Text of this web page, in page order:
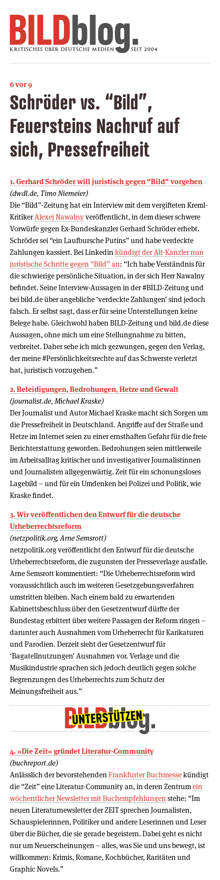
6 vor 9
Schröder vs. “Bild”,
Feuersteins Nachruf auf
sich, Pressefreiheit
1. Gerhard Schröder will juristisch gegen “Bild” vorgehen
(dwdl.de, Timo Niemeier)
Die “Bild”-Zeitung hat ein Interview mit dem vergifteten Kreml-
KritikerAlexej Nawalnyveröffentlicht, in dem dieser schwere
Vorwürfe gegen Ex-Bundeskanzler Gerhard Schröder erhebt.
Schröder sei “ein Laufbursche Putins” und habe verdeckte
Zahlungen kassiert. Bei Linkedin kündigt der Alt-Kanzler nun
juristische Schritte gegen “Bild” an: “Ich habe Verständnis für
die schwierige persönliche Situation, in der sich Herr Nawalny
befindet. Seine Interview-Aussagen in der #BILD-Zeitung und
bei bild.de über angebliche ‘verdeckte Zahlungen’ sind jedoch
falsch. Er selbst sagt, dass er für seine Unterstellungen keine
Belege habe. Gleichwohl haben BILD-Zeitung und bild.de diese
Aussagen, ohne mich um eine Stellungnahme zu bitten,
verbreitet. Daher sehe ich mich gezwungen, gegen den Verlag,
der meine #Persönlichkeitsrechte auf das Schwerste verletzt
hat, juristisch vorzugehen.”
2. Beleidigungen, Bedrohungen, Hetze und Gewalt
(journalist.de, Michael Kraske)
Der Journalist und Autor Michael Kraske macht sich Sorgen um
die Pressefreiheit in Deutschland. Angriffe auf der Straße und
Hetze im Internet seien zu einer ernsthaften Gefahr für die freie
Berichterstattung geworden. Bedrohungen seien mittlerweile
im Arbeitsalltag kritischer und investigativer Journalistinnen
und Journalisten allgegenwärtig. Zeit für ein schonungsloses
Lagebild – und für ein Umdenken bei Polizei und Politik, wie
Kraske findet.
3. Wir veröffentlichen den Entwurf für die deutsche
Urheberrechtsreform
(netzpolitik.org, Arne Semsrott)
netzpolitik.org veröffentlicht den Entwurf für die deutsche
Urheberrechtsreform, die zugunsten der Presseverlage ausfalle.
Arne Semsrott kommentiert: “Die Urheberrechtsreform wird
voraussichtlich auch im weiteren Gesetzgebungsverfahren
umstritten bleiben. Nach einem bald zu erwartenden
Kabinettsbeschluss über den Gesetzentwurf dürfte der
Bundestag erbittert über weitere Passagen der Reform ringen –
darunter auch Ausnahmen vom Urheberrecht für Karikaturen
und Parodien. Derzeit sieht der Gesetzentwurf für
‘Bagatellnutzungen’ Ausnahmen vor. Verlage und die
Musikindustrie sprachen sich jedoch deutlich gegen solche
Begrenzungen des Urheberrechts zum Schutz der
Meinungsfreiheit aus.”
4. »Die Zeit« gründet Literatur-Community
(buchreport.de)
Anlässlich der bevorstehenden Frankfurter Buchmessekündigt
die “Zeit” eine Literatur-Community an, in deren Zentrumein
wöchentlicher Newsletter mit Buchempfehlungen stehe: “Im
neuen Literaturnewsletter der ZEIT sprechen Journalisten,
Schauspielerinnen, Politiker und andere Leserinnen und Leser
über die Bücher, die sie gerade begeistern. Dabei geht es nicht
nur um Neuerscheinungen – alles, was Sie und uns bewegt, ist
willkommen: Krimis, Romane, Kochbücher, Raritäten und
Graphic Novels.”